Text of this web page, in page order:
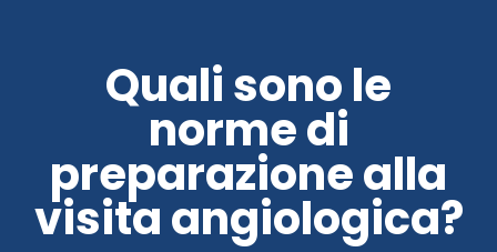
Quali sono le
norme di
preparazione alla
visita angiologica?